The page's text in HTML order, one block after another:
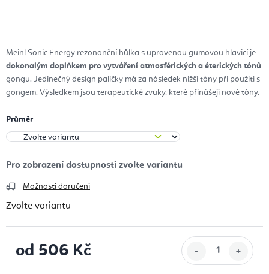
Meinl Sonic Energy rezonanční hůlka s upravenou gumovou hlavicí je
dokonalým doplňkem pro vytváření atmosférických a éterických tónů
gongu. Jedinečný design paličky má za následek nižší tóny při použití s
gongem. Výsledkem jsou terapeutické zvuky, které přinášejí nové tóny.
Průměr
Možnosti doručení
Zvolte variantu
od 506 Kč